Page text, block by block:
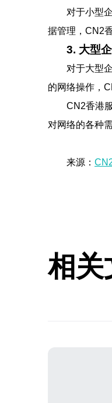
对于小型
据管理，CN2
3. 大型
对于大型
的网络操作，
CN2香港
对网络的各种
来源：
相关